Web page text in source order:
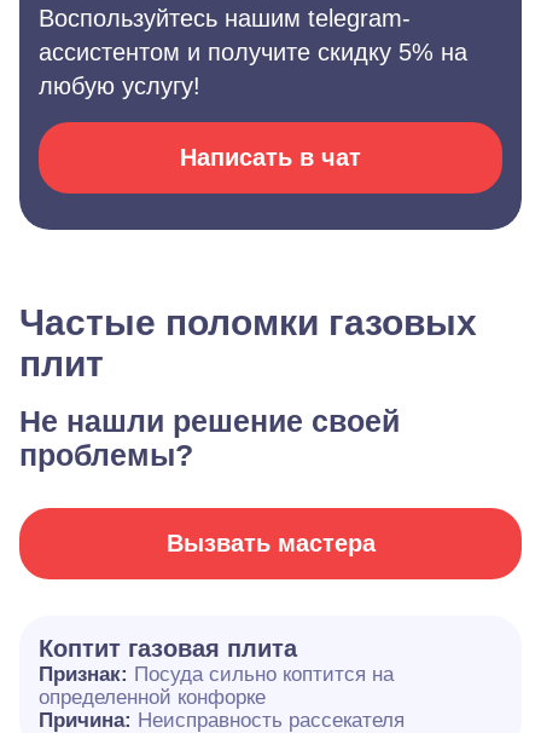
Воспользуйтесь нашим telegram-
ассистентом и получите скидку 5% на
любую услугу!
Написать в чат
Частые поломки газовых
плит
Не нашли решение своей
проблемы?
Вызвать мастера
Коптит газовая плита
Признак: Посуда сильно коптится на
определенной конфорке
Причина: Неисправность рассекателя